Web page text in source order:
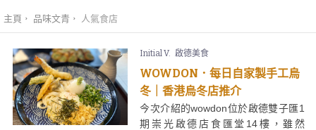
主頁 品味文青 人氣食店
Initial V. 啟德美食
WOWDON．每日自家製手工烏
冬｜香港烏冬店推介
今次介紹的wowdon位於啟德雙子匯1
期崇光啟德店食匯堂14樓，雖然